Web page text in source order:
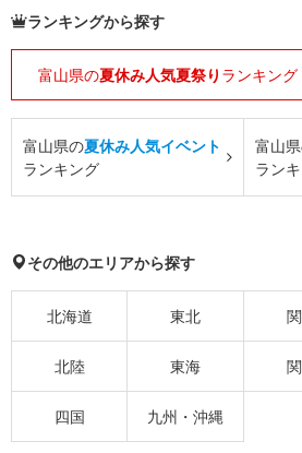
ランキングから探す
富山県の夏休み人気夏祭り ランキング
富山県の夏休み人気イベント
ランキング
富山
ラン
その他のエリアから探す
北海道 東北
北陸 東海
四国 九州・沖縄